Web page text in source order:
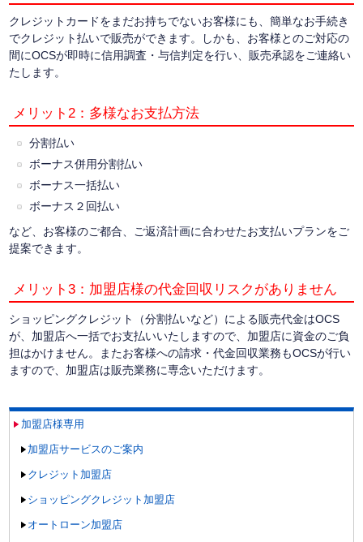
クレジットカードをまだお持ちでないお客様にも、簡単なお手続き
でクレジット払いで販売ができます。しかも、お客様とのご対応の
間にOCSが即時に信用調査・与信判定を行い、販売承認をご連絡い
たします。
メリット2：多様なお支払方法
分割払い
ボーナス併用分割払い
ボーナス一括払い
ボーナス２回払い
など、お客様のご都合、ご返済計画に合わせたお支払いプランをご
提案できます。
メリット3：加盟店様の代金回収リスクがありません
ショッピングクレジット（分割払いなど）による販売代金はOCS
が、加盟店へ一括でお支払いいたしますので、加盟店に資金のご負
担はかけません。またお客様への請求・代金回収業務もOCSが行い
ますので、加盟店は販売業務に専念いただけます。
加盟店様専用
加盟店サービスのご案内
クレジット加盟店
ショッピングクレジット加盟店
オートローン加盟店